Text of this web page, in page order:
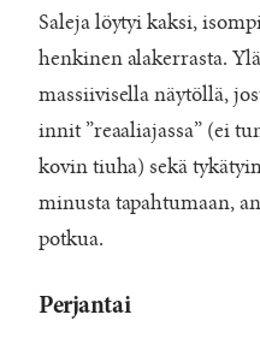
Saleja löytyi kaksi,
henkinen alakerrasta.
massiivisella näytöllä,
innit ”reaaliajassa” (ei
kovin tiuha) sekä
minusta tapahtumaan,
potkua.
Perjantai